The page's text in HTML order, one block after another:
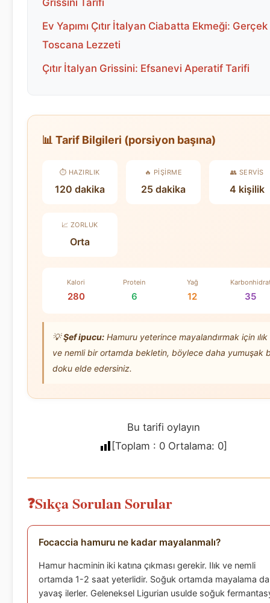
Grissini Tarifi
Ev Yapımı Çıtır İtalyan Ciabatta Ekmeği: Gerçek
Toscana Lezzeti
Çıtır İtalyan Grissini: Efsanevi Aperatif Tarifi
📊 Tarif Bilgileri (porsiyon başına)
⏱️ HAZIRLIK
120 dakika
🔥 PIŞIRME
25 dakika
👥 SERVIS
4 kişilik
📈 ZORLUK
Orta
Kalori
280
Protein
6
Yağ
12 35
💡Şef ipucu: Hamuru yeterince mayalandırmak için ılık
ve nemli bir ortamda bekletin, böylece daha yumuşak
doku elde edersiniz.
Bu tarifi oylayın
[Toplam : 0 Ortalama: 0]
Sıkça Sorulan Sorular
Focaccia hamuru ne kadar mayalanmalı?
Hamur hacminin iki katına çıkması gerekir. Ilık ve nemli
ortamda 1-2 saat yeterlidir. Soğuk ortamda mayalama
yavaş ilerler. Geleneksel Ligurian usulde soğuk